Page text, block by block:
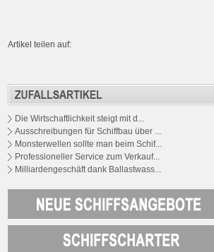
Artikel teilen auf:
Die Wirtschaftlichkeit steigt mit d...
Ausschreibungen für Schiffbau über ...
Monsterwellen sollte man beim Schif...
Professioneller Service zum Verkauf...
Milliardengeschäft dank Ballastwass...